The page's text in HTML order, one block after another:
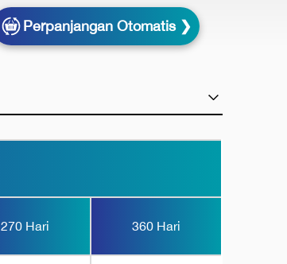
Perpanjangan Otomatis ❯
270 Hari 360 Hari